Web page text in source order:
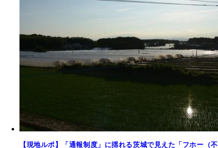
【現地ルポ】「通報制度」に揺れる茨城で見えた「フホー（不